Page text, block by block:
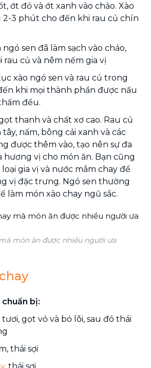
ớt đỏ và ớt xanh vào chảo. Xào
3 phút cho đến khi rau củ chín
ngó sen đã làm sạch vào chảo,
rau củ và nêm nếm gia vị
xào ngó sen và rau củ trong
khi mọi thành phần được nấu
đều.
thanh và chất xơ cao. Rau củ
nấm, bông cải xanh và các
được thêm vào, tạo nên sự đa
hương vị cho món ăn. Bạn cũng
gia vị và nước mắm chay để
vị đặc trưng. Ngó sen thường
làm món xào chay ngũ sắc.
món ăn được nhiều người ưa
bị:
tươi, gọt vỏ và bỏ lõi, sau đó thái
thái sợi
, thái sợi